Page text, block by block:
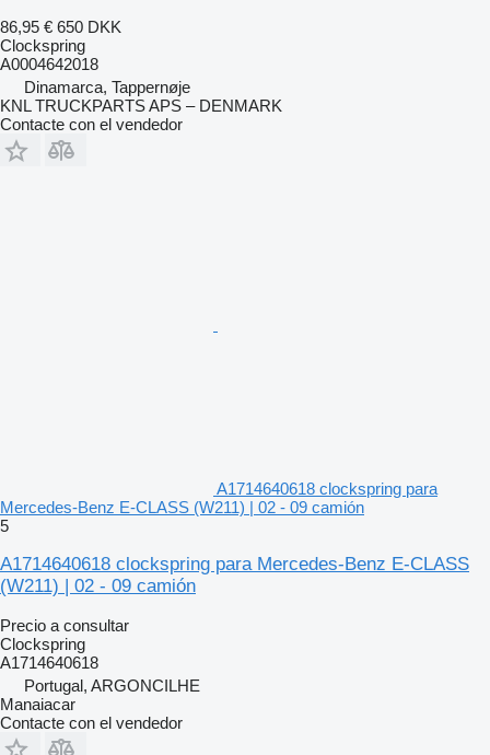
86,95 € 650 DKK
Clockspring
A0004642018
Dinamarca, Tappernøje
KNL TRUCKPARTS APS – DENMARK
Contacte con el vendedor
A1714640618 clockspring para
Mercedes-Benz E-CLASS (W211) | 02 - 09 camión
5
A1714640618 clockspring para Mercedes-Benz E-CLASS
(W211) | 02 - 09 camión
Precio a consultar
Clockspring
A1714640618
Portugal, ARGONCILHE
Manaiacar
Contacte con el vendedor